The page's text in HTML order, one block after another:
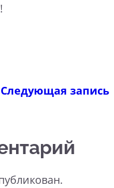
Следующая запись